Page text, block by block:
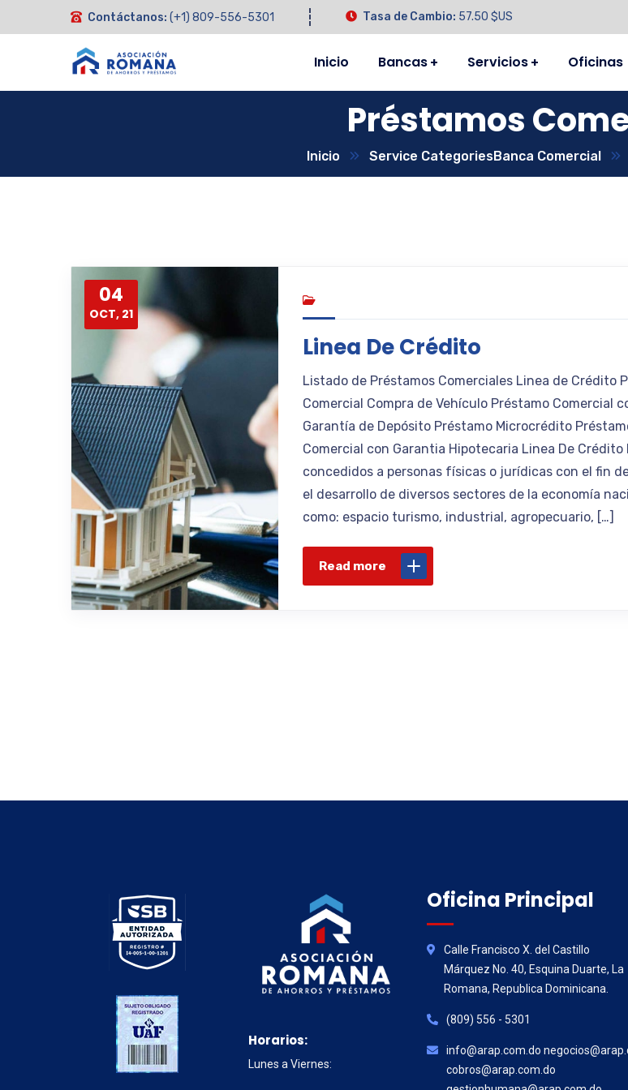
Contáctanos: (+1) 809-556-5301 Tasa de Cambio: 57.50 $US
Inicio Bancas Servicios Oficinas
Préstamos
Inicio Service CategoriesBanca Comercial
04
OCT, 21
Linea De Crédito
Listado de Préstamos Comerciales Linea de Crédito
Comercial Compra de Vehículo Préstamo Comercial
Garantía de Depósito Préstamo Microcrédito
Comercial con Garantia Hipotecaria Linea De Crédito
concedidos a personas físicas o jurídicas con el fin
el desarrollo de diversos sectores de la economía
como: espacio turismo, industrial, agropecuario, […]
Read more
Horarios:
Lunes a Viernes:
Oficina Principal
Calle Francisco X. del Castillo
Márquez No. 40, Esquina Duarte, La
Romana, Republica Dominicana.
(809) 556 - 5301
info@arap.com.do
cobros@arap.com.do